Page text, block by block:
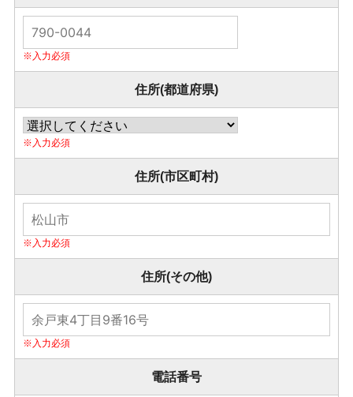
住所(都道府県)
住所(市区町村)
住所(その他)
電話番号